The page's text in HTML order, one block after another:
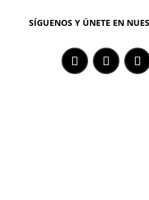
SÍGUENOS Y ÚNETE EN